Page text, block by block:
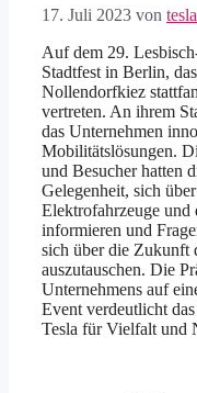
17. Juli 2023 von
Auf dem 29.
Stadtfest in Berlin,
Nollendorfkiez
vertreten. An ihrem
das Unternehmen
Mobilitätslösungen.
und Besucher hatten
Gelegenheit, sich
Elektrofahrzeuge und
informieren und
sich über die Zukunft
auszutauschen. Die
Unternehmens auf
Event verdeutlicht
Tesla für Vielfalt und